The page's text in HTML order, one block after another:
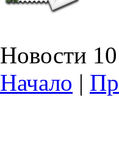
Новости
Начало |